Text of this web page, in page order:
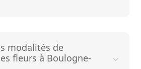
modalités de
fleurs à Boulogne-